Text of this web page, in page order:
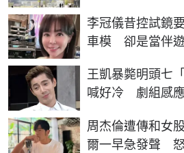
李冠儀昔控試鏡
車模 卻是當伴
王凱暴斃明頭七
喊好冷 劇組感
周杰倫遭傳和女
爾一早急發聲